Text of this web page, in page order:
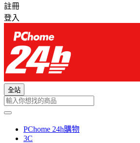
註冊
登入
全站
PChome 24h購物
3C